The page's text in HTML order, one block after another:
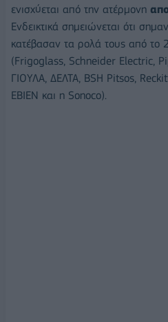
ενισχύεται από την ατέρμονη
Ενδεικτικά σημειώνεται ότι
κατέβασαν τα ρολά τους από
(Frigoglass, Schneider Electric,
ΓΙΟΥΛΑ, ΔΕΛΤΑ, BSH Pitsos,
ΕΒΙΕΝ και η Sonoco).